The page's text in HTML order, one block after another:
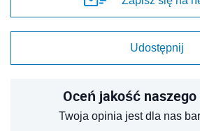
Udostępnij
Oceń jakość naszego
Twoja opinia jest dla nas